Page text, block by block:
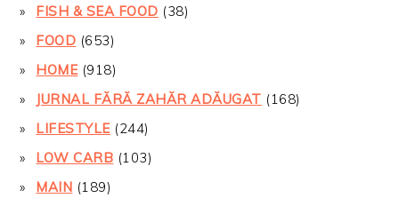
FISH & SEA FOOD (38)
FOOD (653)
HOME(918)
JURNAL FĂRĂ ZAHĂR ADĂUGAT (168)
LIFESTYLE(244)
LOW CARB (103)
MAIN (189)